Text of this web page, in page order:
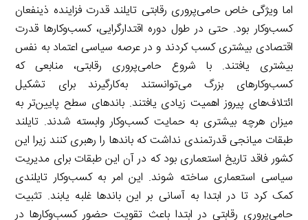
اما ویژگی خاص حامی‌پروری رقابتی تایلند قدرت فزاینده ذینفعان
کسب‌وکار بود. حتی در طول دوره اقتدارگرایی، کسب‌وکارها قدرت
اقتصادی بیشتری کسب کردند و در عرصه سیاسی اعتماد به نفس
بیشتری یافتند. با شروع حامی‌پروری رقابتی، منابعی که
کسب‌وکارهای بزرگ می‌توانستند به‌کارگیرند برای تشکیل
ائتلاف‌های پیروز اهمیت زیادی یافتند. باندهای سطح پایین‌تر به
میزان هرچه بیشتری به حمایت کسب‌وکار وابسته شدند. تایلند
طبقات میانجی قدرتمندی نداشت که باندها را رهبری کنند زیرا این
کشور فاقد تاریخ استعماری بود که در آن این طبقات برای مدیریت
سیاسی استعماری ساخته شوند. این امر به کسب‌وکار تایلندی
کمک کرد تا در ابتدا به آسانی بر این باندها غلبه یابند. تثبیت
حامی‌پروری رقابتی در ابتدا باعث تقویت حضور کسب‌وکارها در